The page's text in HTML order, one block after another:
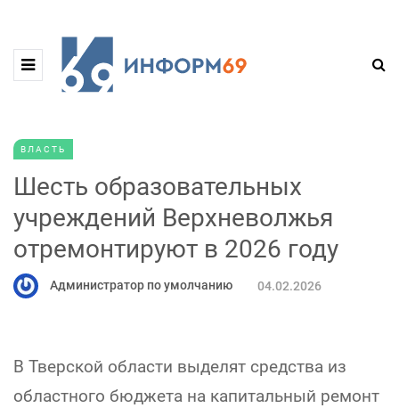
ВЛАСТЬ
Шесть образовательных
учреждений Верхневолжья
отремонтируют в 2026 году
Администратор по умолчанию 04.02.2026
В Тверской области выделят средства из
областного бюджета на капитальный ремонт